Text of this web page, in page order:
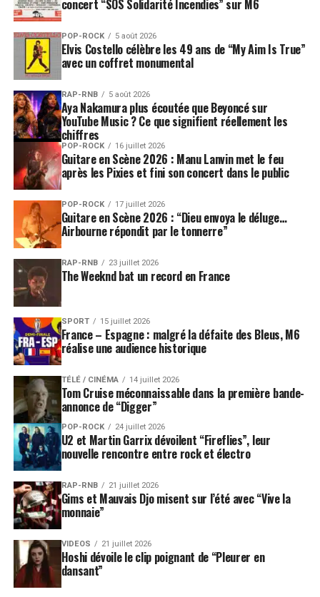
concert “SOS Solidarité Incendies” sur M6
POP-ROCK 5 août 2026
Elvis Costello célèbre les 49 ans de “My Aim Is True”
avec un coffret monumental
RAP-RNB 5 août 2026
Aya Nakamura plus écoutée que Beyoncé sur
YouTube Music ? Ce que signifient réellement les
chiffres
POP-ROCK 16 juillet 2026
Guitare en Scène 2026 : Manu Lanvin met le feu
après les Pixies et fini son concert dans le public
POP-ROCK 17 juillet 2026
Guitare en Scène 2026 : “Dieu envoya le déluge…
Airbourne répondit par le tonnerre”
RAP-RNB 23 juillet 2026
The Weeknd bat un record en France
SPORT 15 juillet 2026
France – Espagne : malgré la défaite des Bleus, M6
réalise une audience historique
TÉLÉ / CINÉMA 14 juillet 2026
Tom Cruise méconnaissable dans la première bande-
annonce de “Digger”
POP-ROCK 24 juillet 2026
U2 et Martin Garrix dévoilent “Fireflies”, leur
nouvelle rencontre entre rock et électro
RAP-RNB 21 juillet 2026
Gims et Mauvais Djo misent sur l’été avec “Vive la
monnaie”
VIDEOS 21 juillet 2026
Hoshi dévoile le clip poignant de “Pleurer en
dansant”